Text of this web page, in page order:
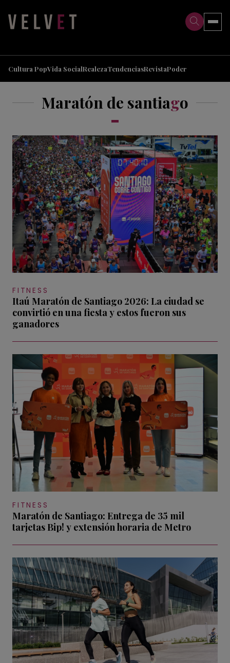
Cultura PopVida SocialRealezaTendenciasRevistaPoder
Maratón de santiago
FITNESS
Itaú Maratón de Santiago 2026: La ciudad se
convirtió en una fiesta y estos fueron sus
ganadores
FITNESS
Maratón de Santiago: Entrega de 35 mil
tarjetas Bip! y extensión horaria de Metro